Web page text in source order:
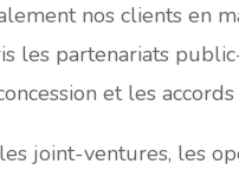
nos clients en
les partenariats
et les
joint-ventures, les